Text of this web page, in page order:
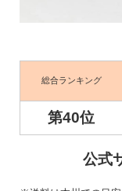
総合ランキング
第40位
公式